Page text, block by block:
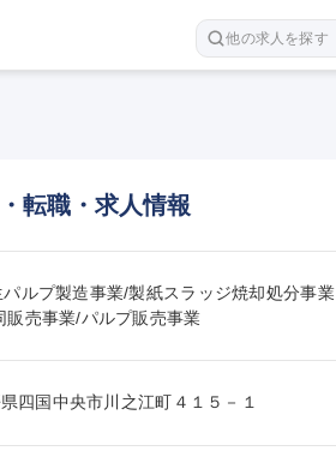
他の求人を探す
転職・求人情報
ルプ製造事業/製紙スラッジ焼却処分事業
販売事業/パルプ販売事業
四国中央市川之江町４１５－１